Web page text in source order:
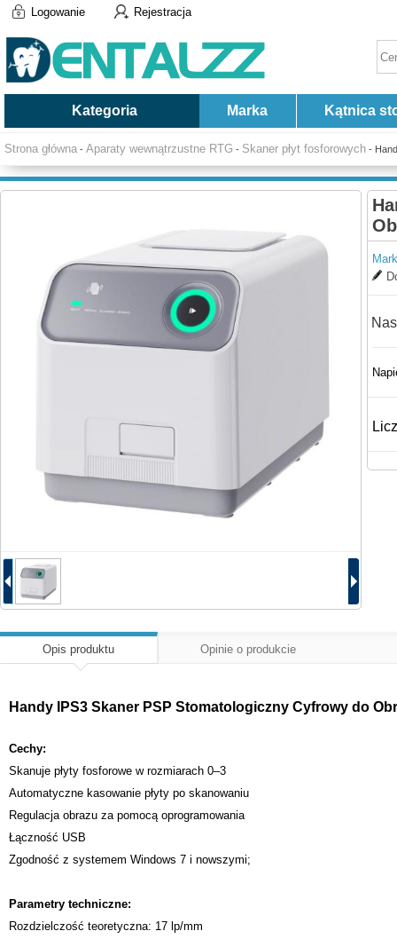
Logowanie Rejestracja
Kategoria Marka Kątnica
Strona główna - Aparaty wewnątrzustne RTG - Skaner płyt fosforowych -
Opis produktu Opinie o produkcie
Handy IPS3 Skaner PSP Stomatologiczny Cyfrowy do
Cechy:
Skanuje płyty fosforowe w rozmiarach 0–3
Automatyczne kasowanie płyty po skanowaniu
Regulacja obrazu za pomocą oprogramowania
Łączność USB
Zgodność z systemem Windows 7 i nowszymi;
Parametry techniczne:
Rozdzielczość teoretyczna: 17 lp/mm